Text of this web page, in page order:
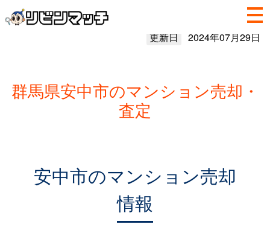
更新日 2024年07月29日
群馬県安中市のマンション売却・
査定
安中市のマンション売却
情報